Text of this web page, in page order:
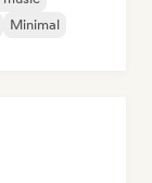
Minimal